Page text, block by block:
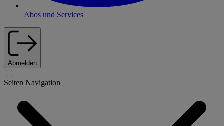
Abos und Services
Abmelden
Seiten Navigation